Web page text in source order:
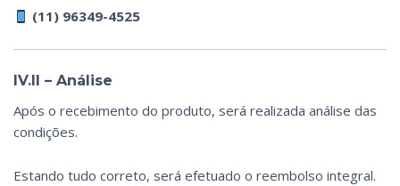
(11) 96349-4525
IV.II – Análise
Após o recebimento do produto, será realizada análise das
condições.
Estando tudo correto, será efetuado o reembolso integral.